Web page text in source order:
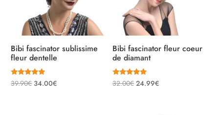
Bibi fascinator sublissime
fleur dentelle
Note
5.00
39.90€ Le
34.00€
Bibi fascinator fleur coeur
de diamant
Note
5.00
32.00€ Le
24.99€Le